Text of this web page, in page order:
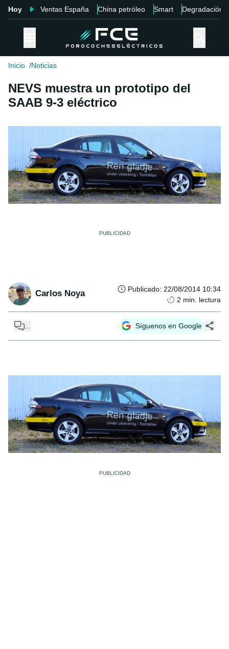
Hoy Ventas España China petróleo Smart Degradación
Inicio Noticias
NEVS muestra un prototipo del
SAAB 9-3 eléctrico
Carlos Noya Publicado: 22/08/2014 10:34
2 min. lectura
Síguenos en Google